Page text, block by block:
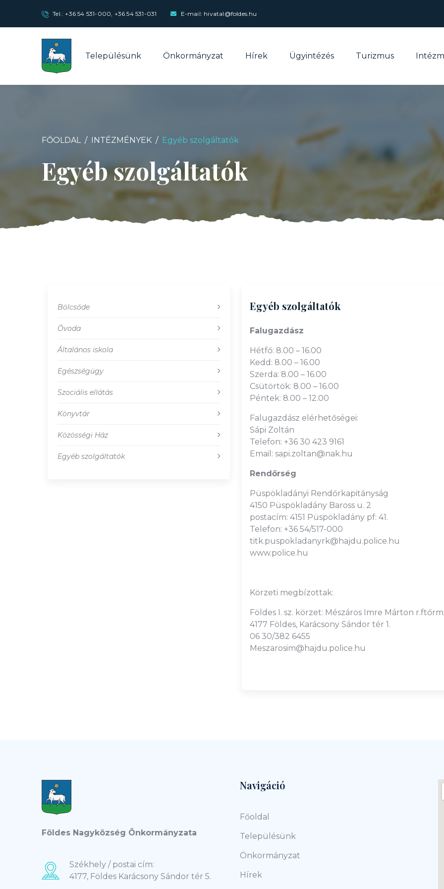
Tel.:+36 54 531-000, +36 54 531-031 E-mail: hivatal@foldes.hu
Településünk Önkormányzat Hírek Ügyintézés Turizmus
FŐOLDAL INTÉZMÉNYEK Egyéb szolgáltatók
Egyéb szolgáltatók
Bölcsőde
Óvoda
Általános iskola
Egészségügy
Szociális ellátás
Könyvtár
Közösségi Ház
Egyéb szolgáltatók
Egyéb szolgáltatók
Falugazdász
Hétfő: 8.00 – 16.00
Kedd: 8.00 – 16.00
Szerda: 8.00 – 16.00
Csütörtök: 8.00 – 16.00
Péntek: 8.00 – 12.00
Falugazdász elérhetőségei:
Sápi Zoltán
Telefon: +36 30 423 9161
Email: sapi.zoltan@nak.hu
Rendőrség
Püspökladányi Rendőrkapitányság
4150 Püspökladány Baross u. 2
postacím: 4151 Püspökladány pf: 41.
Telefon: +36 54/517-000
titk.puspokladanyrk@hajdu.police.hu
www.police.hu
Körzeti megbízottak:
Földes I. sz. körzet: Mészáros Imre Márton
4177 Földes, Karácsony Sándor tér 1.
06 30/382 6455
Meszarosim@hajdu.police.hu
Földes Nagyközség Önkormányzata
Székhely / postai cím:
4177, Földes Karácsony Sándor tér 5.
Navigáció
Főoldal
Településünk
Önkormányzat
Hírek